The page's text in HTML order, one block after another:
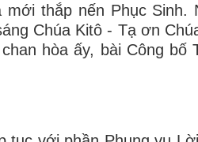
thắp nến Phục Sinh.
Chúa Kitô - Tạ ơn
hòa ấy, bài Công bố